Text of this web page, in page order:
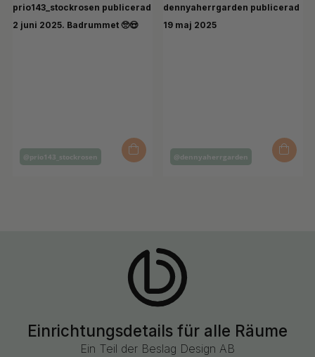
Inlägg
@prio143_stockrosen
Inlägg
@dennyaherrgarden
Einrichtungsdetails für alle Räume
Ein Teil der Beslag Design AB